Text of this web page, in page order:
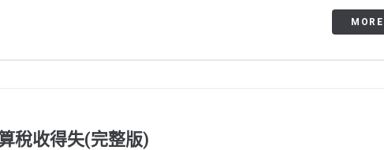
MORE
稅收得失(完整版)